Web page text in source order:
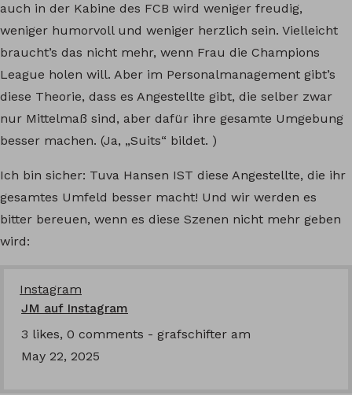
auch in der Kabine des FCB wird weniger freudig,
weniger humorvoll und weniger herzlich sein. Vielleicht
braucht’s das nicht mehr, wenn Frau die Champions
League holen will. Aber im Personalmanagement gibt’s
diese Theorie, dass es Angestellte gibt, die selber zwar
nur Mittelmaß sind, aber dafür ihre gesamte Umgebung
besser machen. (Ja, „Suits“ bildet. )
Ich bin sicher: Tuva Hansen IST diese Angestellte, die ihr
gesamtes Umfeld besser macht! Und wir werden es
bitter bereuen, wenn es diese Szenen nicht mehr geben
wird:
Instagram
JM auf Instagram
3 likes, 0 comments - grafschifter am
May 22, 2025